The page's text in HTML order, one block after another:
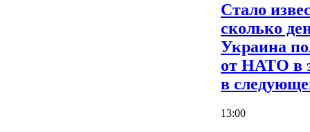
Стало
сколько
Украина
от НАТО в
в
13:00